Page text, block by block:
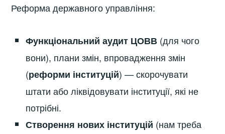
Реформа державного управління:
Функціональний аудит ЦОВВ (для чого
вони), плани змін, впровадження змін
(реформи інституцій) — скорочувати
штати або ліквідовувати інституції, які не
потрібні.
Створення нових інституцій (нам треба